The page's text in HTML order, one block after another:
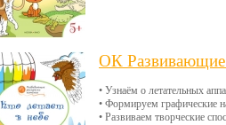
ОК Развивающие
• Узнаём о летательных
• Формируем графические
• Развиваем творческие